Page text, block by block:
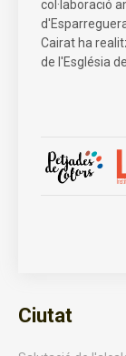
Ciutat
col·laboració
Cairat ha
de l'Església